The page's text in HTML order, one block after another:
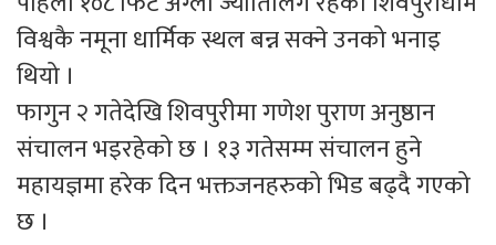
विश्वकै नमूना धार्मिक स्थल बन्न सक्ने उनको भनाइ
थियो ।
फागुन २ गतेदेखि शिवपुरीमा गणेश पुराण अनुष्ठान
संचालन भइरहेको छ । १३ गतेसम्म संचालन हुने
महायज्ञमा हरेक दिन भक्तजनहरुको भिड बढ्दै गएको
छ ।